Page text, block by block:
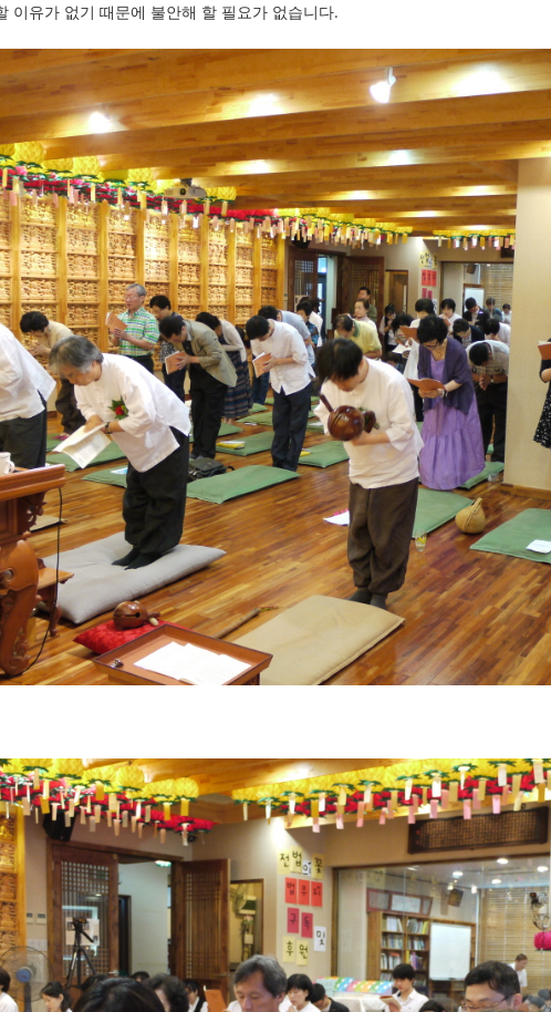
이유가 없기 때문에 불안해 할 필요가 없습니다.